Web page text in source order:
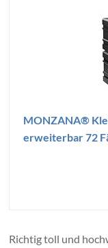
MONZANA®
erweiterbar 72
Richtig toll und